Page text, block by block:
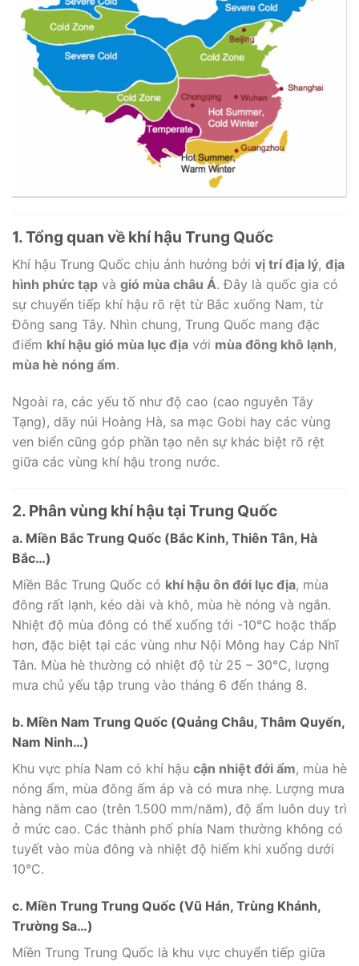
1. Tổng quan về khí hậu Trung Quốc
Khí hậu Trung Quốc chịu ảnh hưởng bởi vị trí địa lý, địa
hình phức tạp và gió mùa châu Á. Đây là quốc gia có
sự chuyển tiếp khí hậu rõ rệt từ Bắc xuống Nam, từ
Đông sang Tây. Nhìn chung, Trung Quốc mang đặc
điểm khí hậu gió mùa lục địa với mùa đông khô lạnh,
mùa hè nóng ẩm.
Ngoài ra, các yếu tố như độ cao (cao nguyên Tây
Tạng), dãy núi Hoàng Hà, sa mạc Gobi hay các vùng
ven biển cũng góp phần tạo nên sự khác biệt rõ rệt
giữa các vùng khí hậu trong nước.
2. Phân vùng khí hậu tại Trung Quốc
a. Miền Bắc Trung Quốc (Bắc Kinh, Thiên Tân, Hà
Bắc…)
Miền Bắc Trung Quốc có khí hậu ôn đới lục địa, mùa
đông rất lạnh, kéo dài và khô, mùa hè nóng và ngắn.
Nhiệt độ mùa đông có thể xuống tới -10°C hoặc thấp
hơn, đặc biệt tại các vùng như Nội Mông hay Cáp Nhĩ
Tân. Mùa hè thường có nhiệt độ từ 25 – 30°C, lượng
mưa chủ yếu tập trung vào tháng 6 đến tháng 8.
b. Miền Nam Trung Quốc (Quảng Châu, Thâm Quyến,
Nam Ninh…)
Khu vực phía Nam có khí hậu cận nhiệt đới ẩm, mùa hè
nóng ẩm, mùa đông ấm áp và có mưa nhẹ. Lượng mưa
hàng năm cao (trên 1.500 mm/năm), độ ẩm luôn duy trì
ở mức cao. Các thành phố phía Nam thường không có
tuyết vào mùa đông và nhiệt độ hiếm khi xuống dưới
10°C.
c. Miền Trung Trung Quốc (Vũ Hán, Trùng Khánh,
Trường Sa…)
Miền Trung Trung Quốc là khu vực chuyển tiếp giữa